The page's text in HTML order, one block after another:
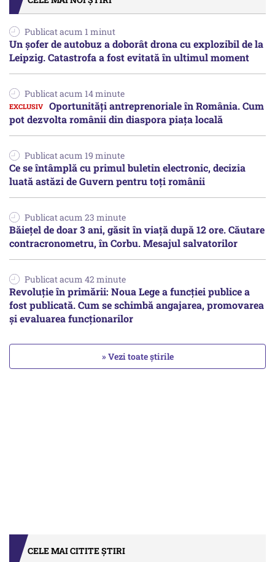
Publicat acum 1 minut
Un șofer de autobuz a doborât drona cu explozibil de la
Leipzig. Catastrofa a fost evitată în ultimul moment
Publicat acum 14 minute
Oportunități antreprenoriale în România. Cum
pot dezvolta românii din diaspora piața locală
Publicat acum 19 minute
Ce se întâmplă cu primul buletin electronic, decizia
luată astăzi de Guvern pentru toți românii
Publicat acum 23 minute
Băiețel de doar 3 ani, găsit în viață după 12 ore. Căutare
contracronometru, în Corbu. Mesajul salvatorilor
Publicat acum 42 minute
Revoluție în primării: Noua Lege a funcției publice a
fost publicată. Cum se schimbă angajarea, promovarea
și evaluarea funcționarilor
» Vezi toate știrile
CELE MAI CITITE ȘTIRI